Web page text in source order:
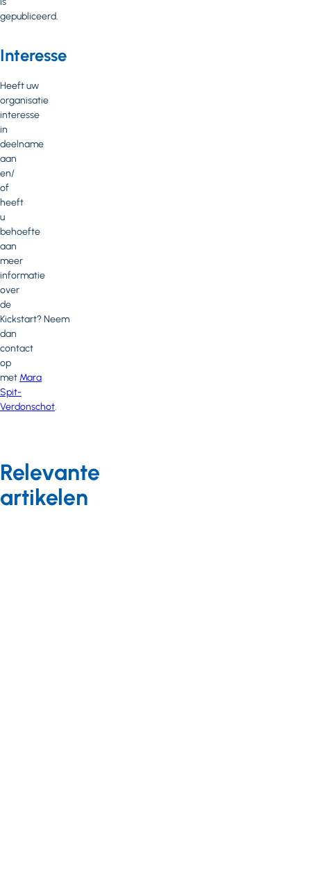
gepubliceerd.
Interesse
Heeft uw
organisatie
interesse
in
deelname
aan
en/
of
heeft
u
behoefte
aan
meer
informatie
over
de
Kickstart? Neem
dan
contact
op
met Mara
Spit-
Verdonschot.
Relevante
artikelen